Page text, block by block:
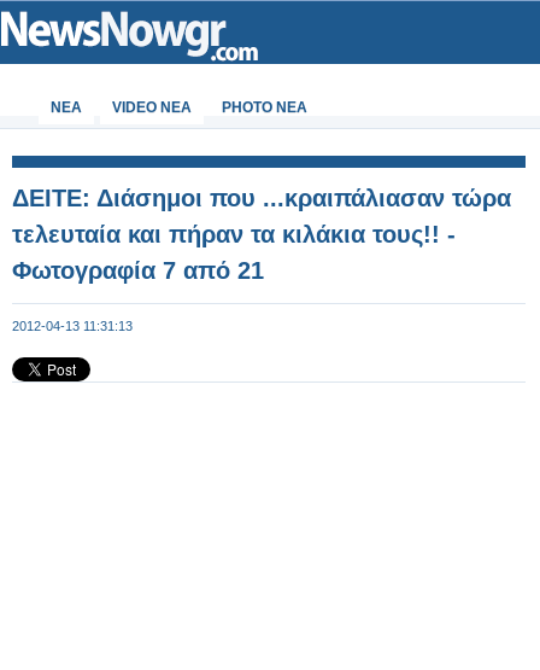
ΝΕΑ VIDEO NEA PHOTO NEA
ΔΕΙΤΕ: Διάσημοι που ...κραιπάλιασαν τώρα
τελευταία και πήραν τα κιλάκια τους!! -
Φωτογραφία 7 από 21
2012-04-13 11:31:13